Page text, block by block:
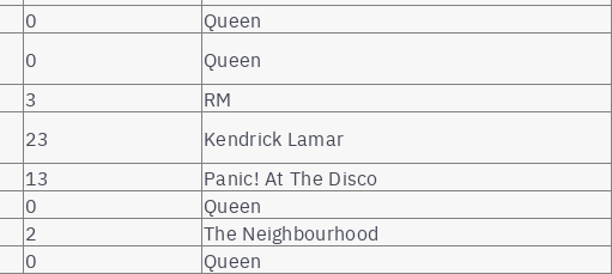
0 Queen
0 Queen
3 RM
23 Kendrick Lamar
13 Panic! At The Disco
0 Queen
2 The Neighbourhood
0 Queen